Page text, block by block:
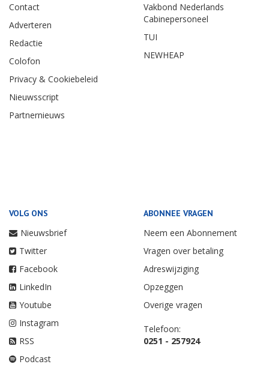
Contact
Adverteren
Redactie
Colofon
Privacy & Cookiebeleid
Nieuwsscript
Partnernieuws
Vakbond Nederlands
Cabinepersoneel
TUI
NEWHEAP
VOLG ONS
Nieuwsbrief
Twitter
Facebook
LinkedIn
Youtube
Instagram
RSS
Podcast
ABONNEE VRAGEN
Neem een Abonnement
Vragen over betaling
Adreswijziging
Opzeggen
Overige vragen
Telefoon:
0251 - 257924